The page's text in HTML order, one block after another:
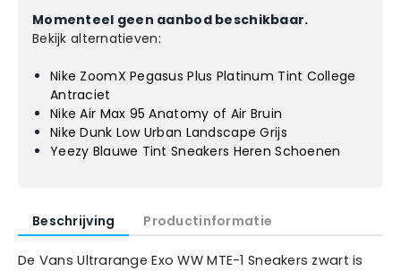
Momenteel geen aanbod beschikbaar.
Bekijk alternatieven:
Nike ZoomX Pegasus Plus Platinum Tint College
Antraciet
Nike Air Max 95 Anatomy of Air Bruin
Nike Dunk Low Urban Landscape Grijs
Yeezy Blauwe Tint Sneakers Heren Schoenen
Beschrijving Productinformatie
De Vans Ultrarange Exo WW MTE-1 Sneakers zwart is